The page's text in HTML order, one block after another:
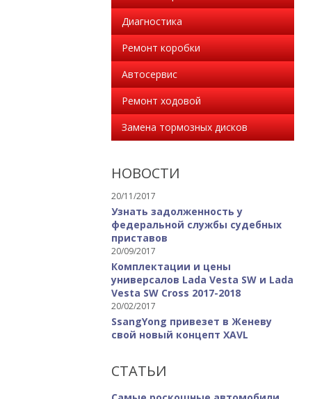
Диагностика
Ремонт коробки
Автосервис
Ремонт ходовой
Замена тормозных дисков
НОВОСТИ
20/11/2017
Узнать задолженность у
федеральной службы судебных
приставов
20/09/2017
Комплектации и цены
универсалов Lada Vesta SW и Lada
Vesta SW Cross 2017-2018
20/02/2017
SsangYong привезет в Женеву
свой новый концепт XAVL
СТАТЬИ